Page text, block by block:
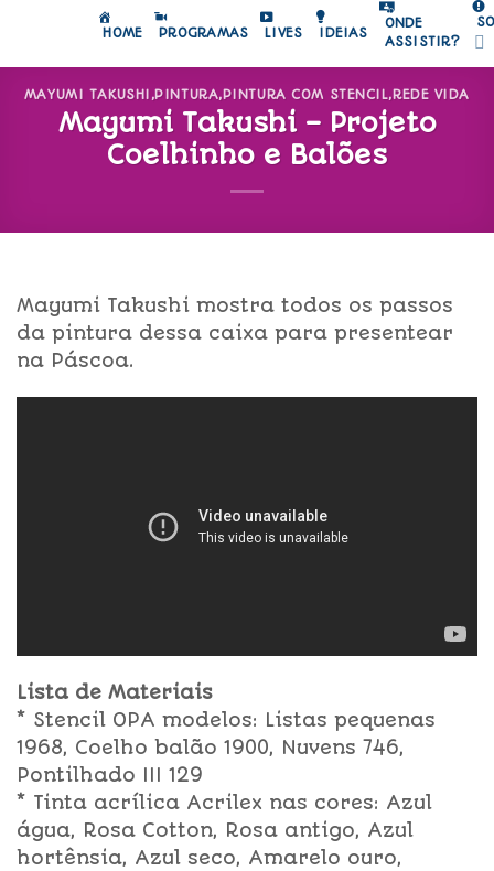
HOME PROGRAMAS LIVES IDEIAS
ONDE
ASSISTIR?
MAYUMI TAKUSHI ,PINTURA, PINTURA COM STENCIL,REDE VIDA
Mayumi Takushi – Projeto
Coelhinho e Balões
Mayumi Takushi mostra todos os passos
da pintura dessa caixa para presentear
na Páscoa.
Lista de Materiais
* Stencil OPA modelos: Listas pequenas
1968, Coelho balão 1900, Nuvens 746,
Pontilhado III 129
* Tinta acrílica Acrilex nas cores: Azul
água, Rosa Cotton, Rosa antigo, Azul
hortênsia, Azul seco, Amarelo ouro,